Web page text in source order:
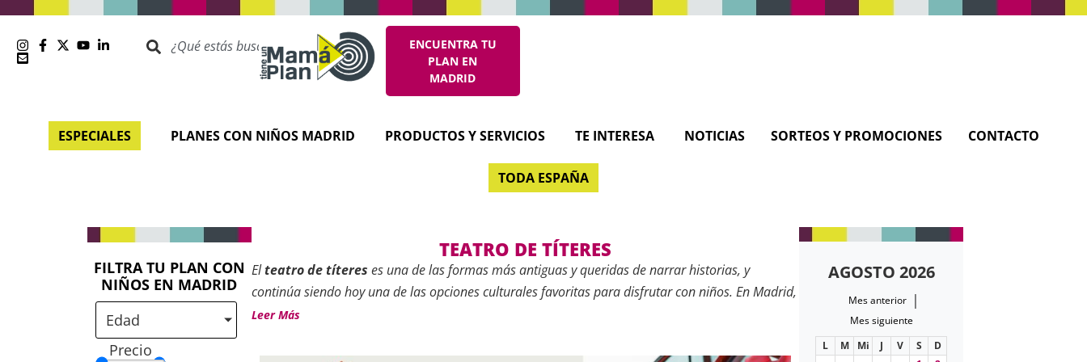
ENCUENTRA TU
PLAN EN
MADRID
ESPECIALES PLANES CON NIÑOS MADRID PRODUCTOS Y SERVICIOS TE INTERESA NOTICIAS SORTEOS Y PROMOCIONES CONTACTO
TODA ESPAÑA
FILTRA TU PLAN CON
NIÑOS EN MADRID
Edad
Precio
TEATRO DE TÍTERES
Elteatro de títeres es una de las formas más antiguas y queridas de narrar historias, y
continúa siendo hoy una de las opciones culturales favoritas para disfrutar con niños. En Madrid,
esta disciplina tiene una fuerte presencia en la programación familiar, con espectáculos que
Leer Más
AGOSTO 2026
Mes anterior |
Mes siguiente
L
M Mi J V S
D